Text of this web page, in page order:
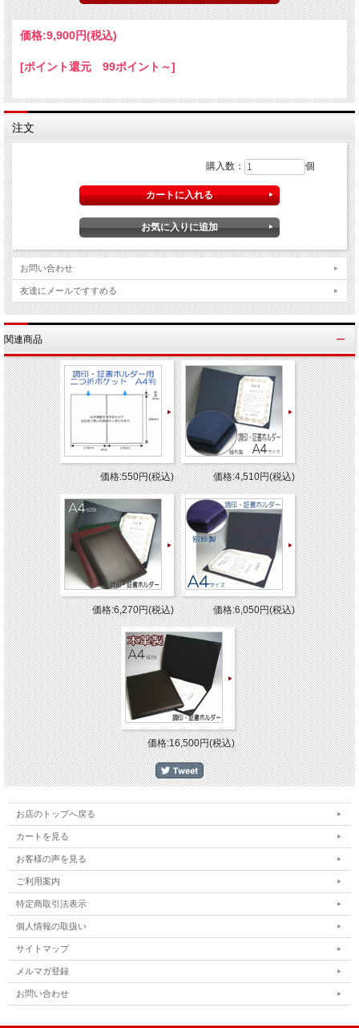
調印・証書ホルダー A3判用 細布製
（賞状ホルダー、証書ファイル、免状ホルダー、重要書類
F-133
サイズ
外寸：435×314×厚さ19mm
※手書きなどの賞状の場合A3判と表示されていても、サイ
がございます。必ずご確認下さい。
仕様 四隅差込み式、A4サイズ2枚収納可能、化粧箱入り
メーカー コレクト株式会社
※表紙に名前入れ、文字入れできます。別途料金がかかりますので、ご相談下さい。
3週間程度かかります。
※他のモール及び店頭売りと在庫を併用しておりますのでご注文後でも
合が
ございますのであらかじめご了承下さい。
価格:9,900円(税込)
[ポイント還元 99ポイント～]
注文
購入数： 個
お問い合わせ
友達にメールですすめる
関連商品
価格:550円(税込) 価格:4,510円(税込)
価格:6,270円(税込) 価格:6,050円(税込)
価格:16,500円(税込)
お店のトップへ戻る
カートを見る
お客様の声を見る
ご利用案内
特定商取引法表示
個人情報の取扱い
サイトマップ
メルマガ登録
お問い合わせ